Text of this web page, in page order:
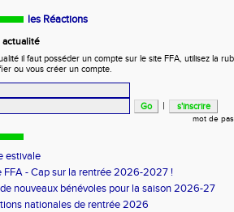
les Réactions
actualité
il faut posséder un compte sur le site FFA, utilisez la
ou vous créer un compte.
|
mot de
estivale
FFA - Cap sur la rentrée 2026-2027 !
nouveaux bénévoles pour la saison 2026-27
nationales de rentrée 2026
🚨 Le replay du